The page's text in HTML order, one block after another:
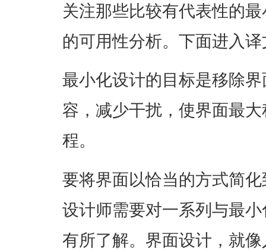
关注那些比较有代表性的
的可用性分析。下面进入
最小化设计的目标是移除
容，减少干扰，使界面最
程。
要将界面以恰当的方式简
设计师需要对一系列与最
有所了解。界面设计，就